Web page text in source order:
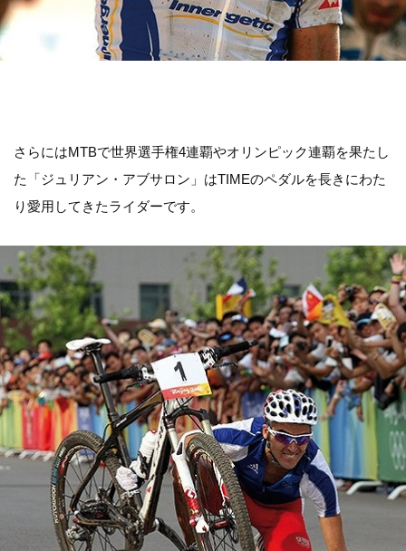
さらにはMTBで世界選手権4連覇やオリンピック連覇を果たし
た「ジュリアン・アブサロン」はTIMEのペダルを長きにわた
り愛用してきたライダーです。